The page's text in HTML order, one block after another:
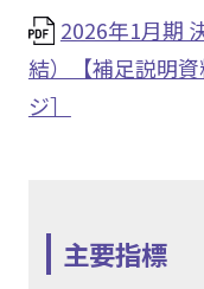
2026年1月期
結）【補足説明
ジ］
主要指標